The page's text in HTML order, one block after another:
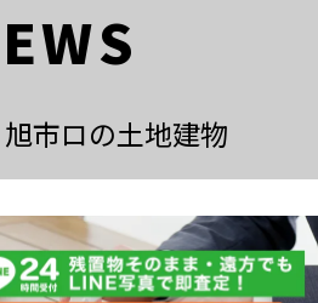
市ロの土地建物